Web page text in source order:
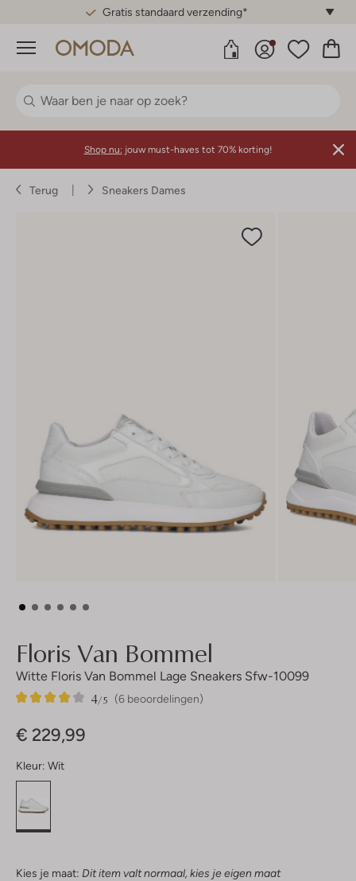
Gratis standaard verzending*
Menu
Shop nu: jouw must-haves tot 70% korting!
Terug Sneakers Dames
Floris Van Bommel
Witte Floris Van Bommel Lage Sneakers Sfw-10099
(6 beoordelingen)
4/5
6
4
€ 229,99
Kleur: Wit
Kies je maat: Dit item valt normaal, kies je eigen maat